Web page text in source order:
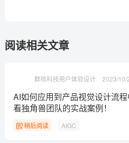
阅读相关文章
群核科技用户体验设计 2023/10/
AI如何应用到产品视觉设计流
看独角兽团队的实战案例！
稍后阅读 AIGC